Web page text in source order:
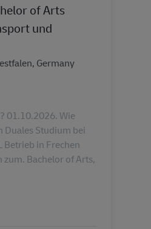
of Arts
und
Germany
01.10.2026. Wie
Duales Studium bei
Betrieb in Frechen
Bachelor of Arts,